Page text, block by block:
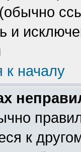
(обычно
и
к началу
к